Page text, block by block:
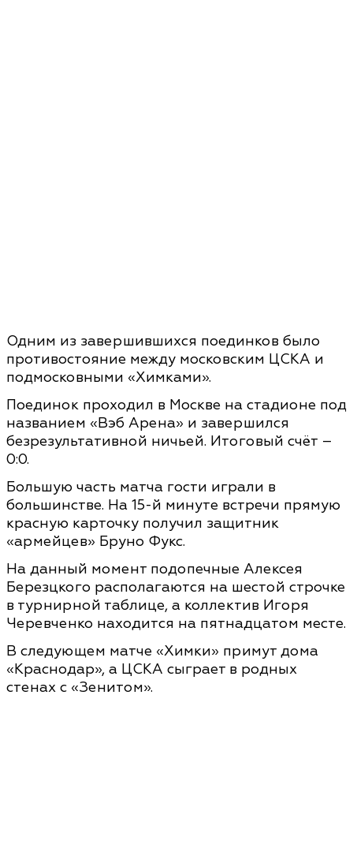
Одним из завершившихся поединков было
противостояние между московским ЦСКА и
подмосковными «Химками».
Поединок проходил в Москве на стадионе под
названием «Вэб Арена» и завершился
безрезультативной ничьей. Итоговый счёт –
0:0.
Большую часть матча гости играли в
большинстве. На 15-й минуте встречи прямую
красную карточку получил защитник
«армейцев» Бруно Фукс.
На данный момент подопечные Алексея
Березцкого располагаются на шестой строчке
в турнирной таблице, а коллектив Игоря
Черевченко находится на пятнадцатом месте.
В следующем матче «Химки» примут дома
«Краснодар», а ЦСКА сыграет в родных
стенах с «Зенитом».